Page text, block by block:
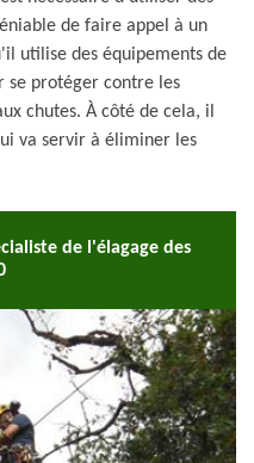
de faire appel à un
utilise des équipements de
se protéger contre les
chutes. À côté de cela, il
va servir à éliminer les
de l'élagage des